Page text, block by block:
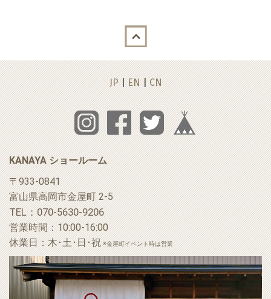
JP|EN|CN
KANAYA ショールーム
〒933-0841
富山県高岡市金屋町 2-5
TEL：070-5630-9206
営業時間：10:00-16:00
休業日：木･土･日･祝 ※金屋町イベント時は営業
Back to top